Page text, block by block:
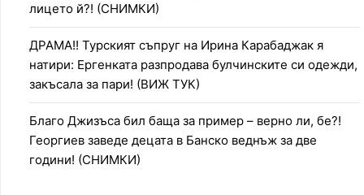
лицето й?! (СНИМКИ)
ДРАМА!! Турският съпруг на Ирина Карабаджак я
натири: Ергенката разпродава булчинските си одежди,
закъсала за пари! (ВИЖ ТУК)
Благо Джизъса бил баща за пример – верно ли, бе?!
Георгиев заведе децата в Банско веднъж за две
години! (СНИМКИ)